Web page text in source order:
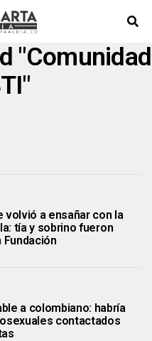
"Comunidad
volvió a ensañar con la
tía y sobrino fueron
a colombiano: habría
contactados